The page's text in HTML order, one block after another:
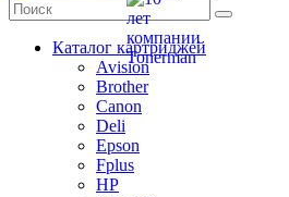
Каталог картриджей
Avision
Brother
Canon
Deli
Epson
Fplus
HP